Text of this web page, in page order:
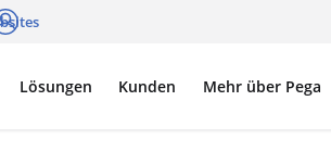
Lösungen Kunden Mehr über Pega